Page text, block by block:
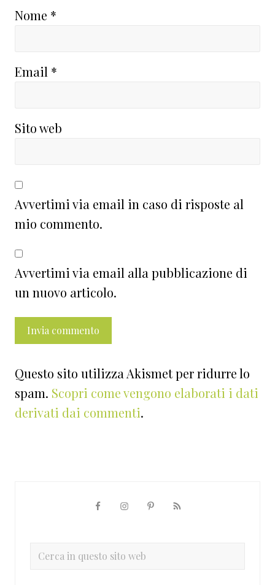
Nome *
Email *
Sito web
Avvertimi via email in caso di risposte al
mio commento.
Avvertimi via email alla pubblicazione di
un nuovo articolo.
Questo sito utilizza Akismet per ridurre lo
spam. Scopri come vengono elaborati i dati
derivati dai commenti.
primaria
Cerca